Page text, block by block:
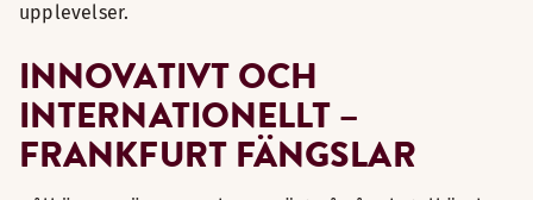
upplevelser.
INNOVATIVT OCH
INTERNATIONELLT –
FRANKFURT FÄNGSLAR